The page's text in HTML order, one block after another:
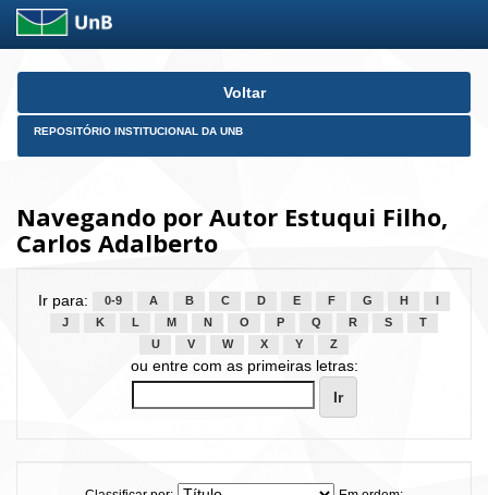
Skip
Voltar
REPOSITÓRIO INSTITUCIONAL DA UNB
Navegando por Autor Estuqui Filho,
Carlos Adalberto
Ir para: 0-9 A B C D E F G H
J
K L M N O P Q R S
T
U
V W X Y Z
ou entre com as primeiras letras: